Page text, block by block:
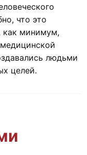
что это
как минимум,
людьми
целей.